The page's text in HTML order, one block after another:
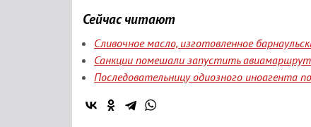
Сейчас читают
Сливочное масло, изготовленное
Санкции помешали запустить авиамаршрут
Последовательницу одиозного иноагента